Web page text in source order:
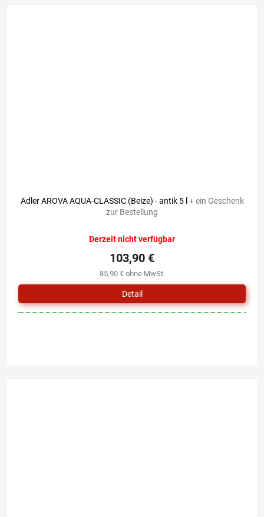
Adler AROVA AQUA-CLASSIC (Beize) - antik 5 l + ein Geschenk
zur Bestellung
Derzeit nicht verfügbar
85,90 € ohne MwSt.
103,90 €
Detail